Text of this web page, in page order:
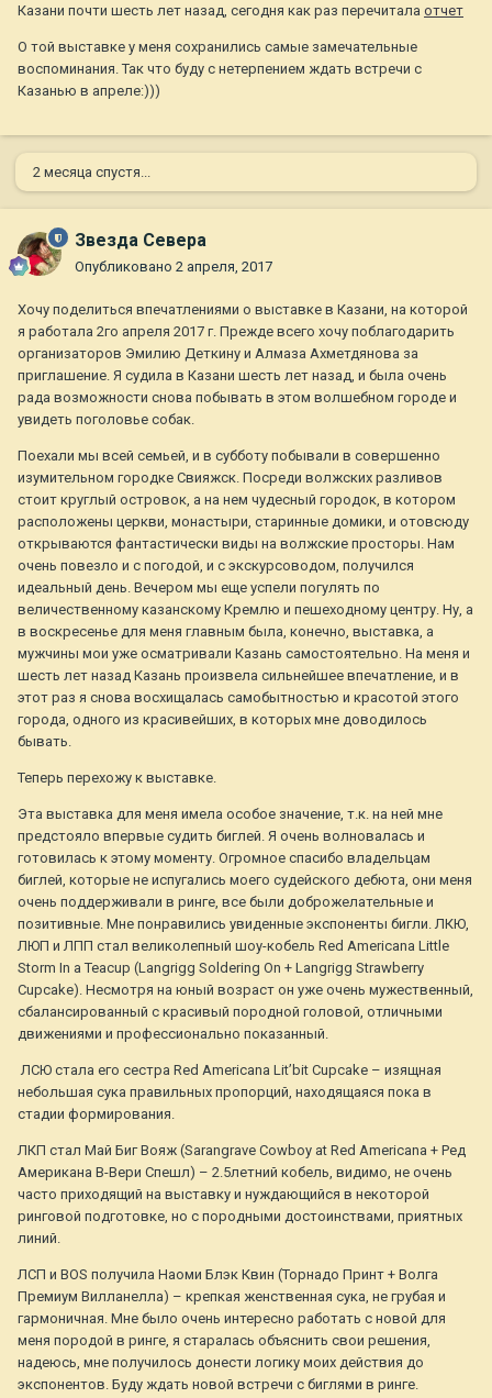
Казани почти шесть лет назад, сегодня как раз перечитала отчет
О той выставке у меня сохранились самые замечательные
воспоминания. Так что буду с нетерпением ждать встречи с
Казанью в апреле:)))
2 месяца спустя...
Звезда Севера
Опубликовано 2 апреля, 2017
Хочу поделиться впечатлениями о выставке в Казани, на которой
я работала 2го апреля 2017 г. Прежде всего хочу поблагодарить
организаторов Эмилию Деткину и Алмаза Ахметдянова за
приглашение. Я судила в Казани шесть лет назад, и была очень
рада возможности снова побывать в этом волшебном городе и
увидеть поголовье собак.
Поехали мы всей семьей, и в субботу побывали в совершенно
изумительном городке Свияжск. Посреди волжских разливов
стоит круглый островок, а на нем чудесный городок, в котором
расположены церкви, монастыри, старинные домики, и отовсюду
открываются фантастически виды на волжские просторы. Нам
очень повезло и с погодой, и с экскурсоводом, получился
идеальный день. Вечером мы еще успели погулять по
величественному казанскому Кремлю и пешеходному центру. Ну, а
в воскресенье для меня главным была, конечно, выставка, а
мужчины мои уже осматривали Казань самостоятельно. На меня и
шесть лет назад Казань произвела сильнейшее впечатление, и в
этот раз я снова восхищалась самобытностью и красотой этого
города, одного из красивейших, в которых мне доводилось
бывать.
Теперь перехожу к выставке.
Эта выставка для меня имела особое значение, т.к. на ней мне
предстояло впервые судить биглей. Я очень волновалась и
готовилась к этому моменту. Огромное спасибо владельцам
биглей, которые не испугались моего судейского дебюта, они меня
очень поддерживали в ринге, все были доброжелательные и
позитивные. Мне понравились увиденные экспоненты бигли. ЛКЮ,
ЛЮП и ЛПП стал великолепный шоу-кобель Red Americana Little
Storm In a Teacup (Langrigg Soldering On + Langrigg Strawberry
Cupcake). Несмотря на юный возраст он уже очень мужественный,
сбалансированный с красивый породной головой, отличными
движениями и профессионально показанный.
ЛСЮ стала его сестра Red Americana Lit’bit Cupcake – изящная
небольшая сука правильных пропорций, находящаяся пока в
стадии формирования.
ЛКП стал Май Биг Вояж (Sarangrave Cowboy at Red Americana + Ред
Американа В-Вери Спешл) – 2.5летний кобель, видимо, не очень
часто приходящий на выставку и нуждающийся в некоторой
ринговой подготовке, но с породными достоинствами, приятных
линий.
ЛСП и BOS получила Наоми Блэк Квин (Торнадо Принт + Волга
Премиум Вилланелла) – крепкая женственная сука, не грубая и
гармоничная. Мне было очень интересно работать с новой для
меня породой в ринге, я старалась объяснить свои решения,
надеюсь, мне получилось донести логику моих действия до
экспонентов. Буду ждать новой встречи с биглями в ринге.